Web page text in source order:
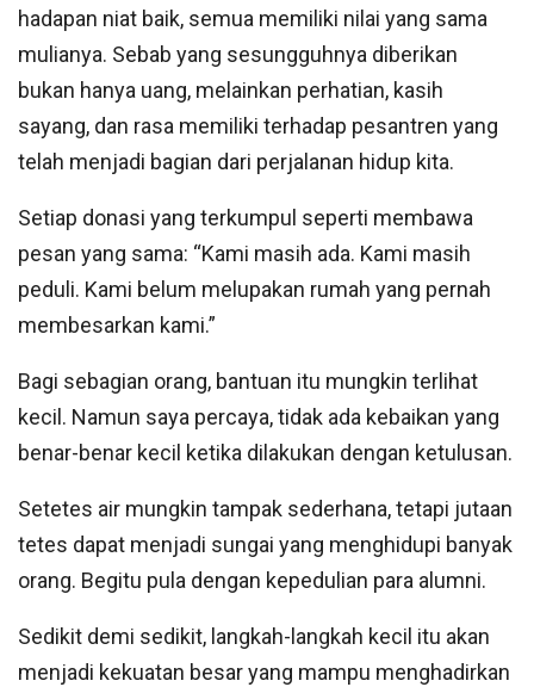
hadapan niat baik, semua memiliki nilai yang sama
mulianya. Sebab yang sesungguhnya diberikan
bukan hanya uang, melainkan perhatian, kasih
sayang, dan rasa memiliki terhadap pesantren yang
telah menjadi bagian dari perjalanan hidup kita.
Setiap donasi yang terkumpul seperti membawa
pesan yang sama: “Kami masih ada. Kami masih
peduli. Kami belum melupakan rumah yang pernah
membesarkan kami.”
Bagi sebagian orang, bantuan itu mungkin terlihat
kecil. Namun saya percaya, tidak ada kebaikan yang
benar-benar kecil ketika dilakukan dengan ketulusan.
Setetes air mungkin tampak sederhana, tetapi jutaan
tetes dapat menjadi sungai yang menghidupi banyak
orang. Begitu pula dengan kepedulian para alumni.
Sedikit demi sedikit, langkah-langkah kecil itu akan
menjadi kekuatan besar yang mampu menghadirkan